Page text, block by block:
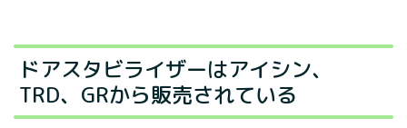
ドアスタビライザーはアイシン、
TRD、GRから販売されている